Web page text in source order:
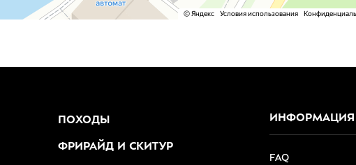
ПОХОДЫ
ФРИРАЙД И СКИТУР
ИНФОРМАЦИЯ
FAQ